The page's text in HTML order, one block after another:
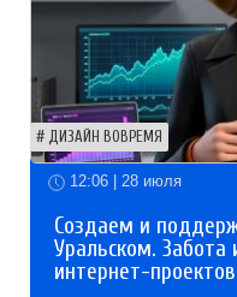
ДИЗАЙН ВОВРЕМЯ
12:06 | 28 июля
Создаем и
Уральском.
интернет-проектов